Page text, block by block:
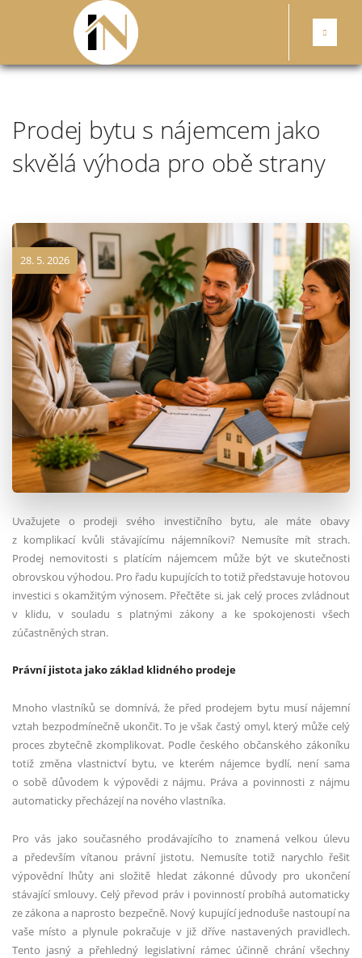
Prodej bytu s nájemcem jako
skvělá výhoda pro obě strany
28. 5. 2026
Uvažujete o prodeji svého investičního bytu, ale máte obavy
z komplikací kvůli stávajícímu nájemníkovi? Nemusíte mít strach.
Prodej nemovitosti s platícím nájemcem může být ve skutečnosti
obrovskou výhodou. Pro řadu kupujících to totiž představuje hotovou
investici s okamžitým výnosem. Přečtěte si, jak celý proces zvládnout
v klidu, v souladu s platnými zákony a ke spokojenosti všech
zúčastněných stran.
Právní jistota jako základ klidného prodeje
Mnoho vlastníků se domnívá, že před prodejem bytu musí nájemní
vztah bezpodmínečně ukončit. To je však častý omyl, který může celý
proces zbytečně zkomplikovat. Podle českého občanského zákoníku
totiž změna vlastnictví bytu, ve kterém nájemce bydlí, není sama
o sobě důvodem k výpovědi z nájmu. Práva a povinnosti z nájmu
automaticky přecházejí na nového vlastníka.
Pro vás jako současného prodávajícího to znamená velkou úlevu
a především vítanou právní jistotu. Nemusíte totiž narychlo řešit
výpovědní lhůty ani složitě hledat zákonné důvody pro ukončení
stávající smlouvy. Celý převod práv i povinností probíhá automaticky
ze zákona a naprosto bezpečně. Nový kupující jednoduše nastoupí na
vaše místo a plynule pokračuje v již dříve nastavených pravidlech.
Tento jasný a přehledný legislativní rámec účinně chrání všechny